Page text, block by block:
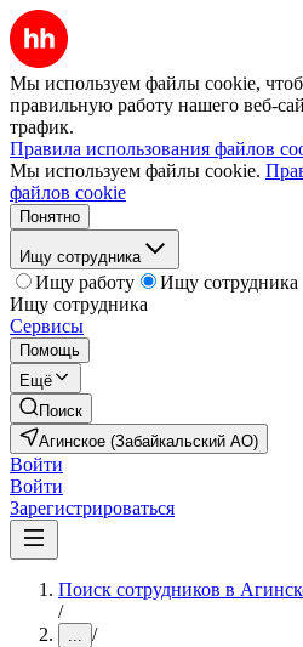
Мы используем файлы cookie,
правильную работу нашего веб-
трафик.
Правила использования файлов
Мы используем файлы cookie.
файлов cookie
Понятно
Ищу сотрудника
Ищу работу
Ищу сотрудника
Ищу сотрудника
Сервисы
Помощь
Ещё
Поиск
Агинское (Забайкальский АО)
Войти
Войти
Зарегистрироваться
Поиск сотрудников в
/
... /